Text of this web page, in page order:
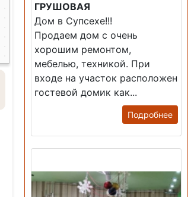
ГРУШОВАЯ
Дом в Супсехе!!!
Продаем дом с очень
хорошим ремонтом,
мебелью, техникой. При
входе на участок расположен
гостевой домик как...
Подробнее